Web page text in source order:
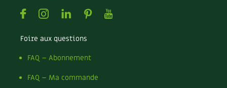
FacebookInstagramLinkedin
PinterestYoutube
Foire aux questions
FAQ – Abonnement
FAQ – Ma commande